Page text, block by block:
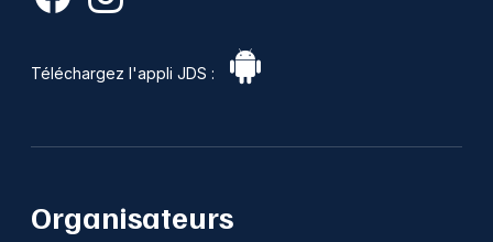
Téléchargez l'appli JDS :
Organisateurs